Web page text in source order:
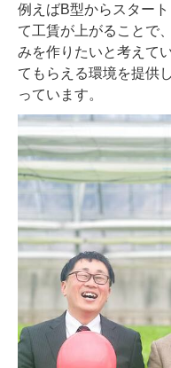
例えばB型からスター
て工賃が上がることで
みを作りたいと考えて
てもらえる環境を提供
っています。